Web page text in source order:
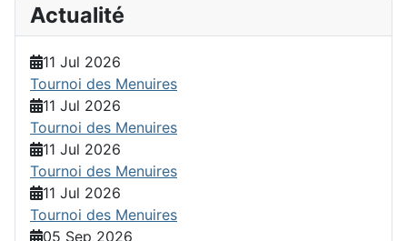
Actualité
11 Jul 2026
Tournoi des Menuires
11 Jul 2026
Tournoi des Menuires
11 Jul 2026
Tournoi des Menuires
11 Jul 2026
Tournoi des Menuires
05 Sep 2026